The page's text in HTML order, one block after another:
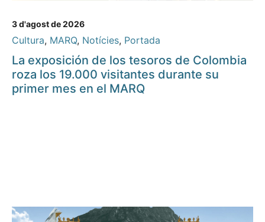
3 d'agost de 2026
Cultura, MARQ, Notícies, Portada
La exposición de los tesoros de Colombia
roza los 19.000 visitantes durante su
primer mes en el MARQ